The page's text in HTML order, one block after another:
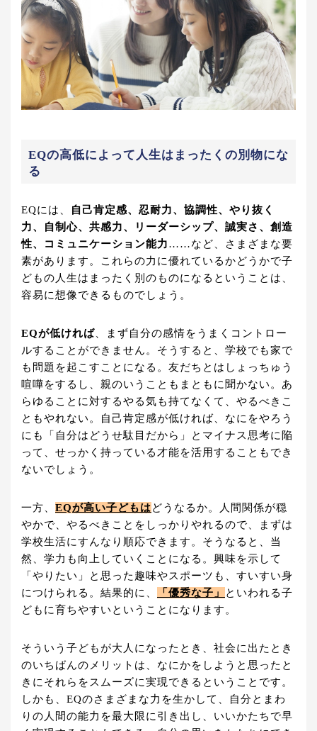
EQの高低によって人生はまったくの別物にな
る
EQには、
自己肯定感、忍耐力、協調性、やり抜く
力、自制心、共感力、リーダーシップ、誠実さ、創造
性、コミュニケーション能力……など、さまざまな要
素があります。これらの力に優れているかどうかで子
どもの人生はまったく別のものになるということは、
容易に想像できるものでしょう。
EQが低ければ 、まず自分の感情をうまくコントロー
ルすることができません。そうすると、学校でも家で
も問題を起こすことになる。友だちとはしょっちゅう
喧嘩をするし、親のいうこともまともに聞かない。あ
らゆることに対するやる気も持てなくて、やるべきこ
ともやれない。自己肯定感が低ければ、なにをやろう
にも「自分はどうせ駄目だから」とマイナス思考に陥
って、せっかく持っている才能を活用することもでき
ないでしょう。
一方、 EQが高い子どもはどうなるか。人間関係が穏
やかで、やるべきことをしっかりやれるので、まずは
学校生活にすんなり順応できます。そうなると、当
然、学力も向上していくことになる。興味を示して
「やりたい」と思った趣味やスポーツも、すいすい身
につけられる。結果的に、
「優秀な子」
といわれる子
どもに育ちやすいということになります。
そういう子どもが大人になったとき、社会に出たとき
のいちばんのメリットは、なにかをしようと思ったと
きにそれらをスムーズに実現できるということです。
しかも、EQのさまざまな力を生かして、自分とまわ
りの人間の能力を最大限に引き出し、いいかたちで早